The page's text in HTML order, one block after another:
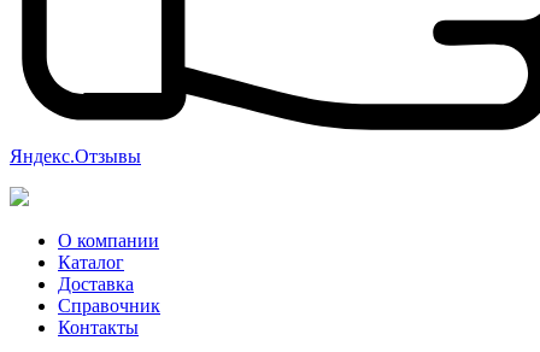
Яндекс.Отзывы
О компании
Каталог
Доставка
Справочник
Контакты